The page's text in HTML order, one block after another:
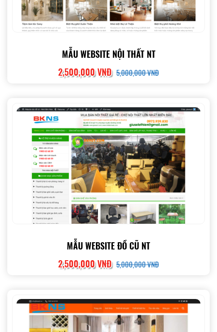
MẪU WEBSITE NỘI THẤT NT
2,500,000 VNĐ 5,000,000 VNĐ
MẪU WEBSITE ĐỒ CŨ NT
2,500,000 VNĐ 5,000,000 VNĐ